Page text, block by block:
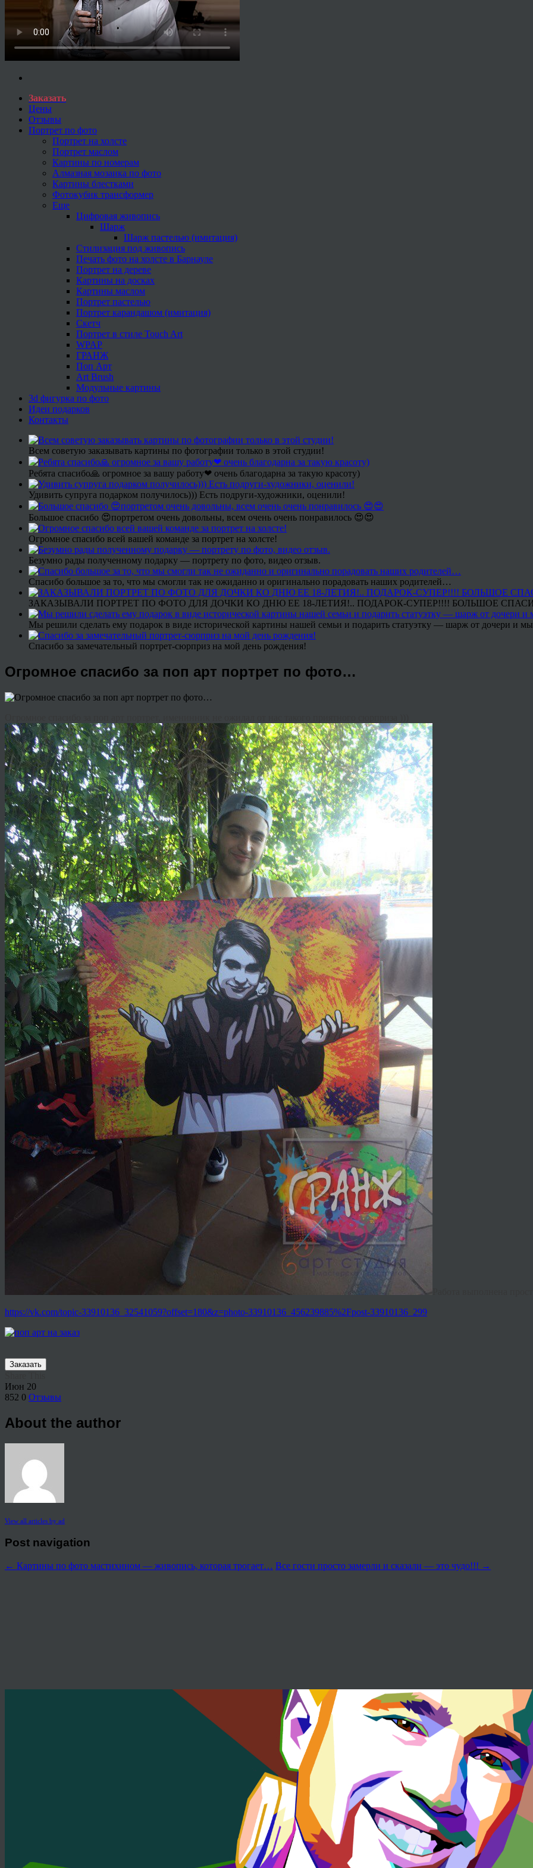
Заказать
Цены
Отзывы
Портрет по фото
Портрет на холсте
Портрет маслом
Картины по номерам
Алмазная мозаика по фото
Картины блестками
Фотокубик трансформер
Еще
Цифровая живопись
Шарж
Шарж пастелью (имитация)
Стилизация под живопись
Печать фото на холсте в Барнауле
Портрет на дереве
Картины на досках
Картины маслом
Портрет пастелью
Портрет карандашом (имитация)
Скетч
Портрет в стиле Touch Art
WPAP
ГРАНЖ
Поп Арт
Art Brush
Модульные картины
3d фигурка по фото
Идеи подарков
Контакты
Всем советую заказывать картины по фотографии только в этой студии!
Ребята спасибо🙏 огромное за вашу работу❤ очень благодарна за такую красоту)
Удивить супруга подарком получилось))) Есть подруги-художники, оценили!
Большое спасибо 😍портретом очень довольны, всем очень очень понравилось 😍😍
Огромное спасибо всей вашей команде за портрет на холсте!
Безумно рады полученному подарку — портрету по фото, видео отзыв.
Спасибо большое за то, что мы смогли так не ожиданно и оригинально порадовать наших родителей…
ЗАКАЗЫВАЛИ ПОРТРЕТ ПО ФОТО ДЛЯ ДОЧКИ КО ДНЮ ЕЕ 18-ЛЕТИЯ!.. ПОДАРОК-СУПЕР!!!! БОЛЬШОЕ
Мы решили сделать ему подарок в виде исторической картины нашей семьи и подарить статуэтку — шарж от дочери и
Спасибо за замечательный портрет-сюрприз на мой день рождения!
Огромное спасибо за поп арт портрет по фото…
https://vk.com/topic-33910136_32541059?offset=180&z=photo-33910136_456239885%2Fpost-33910136_299
Заказать
Июн 20
852 0 Отзывы
About the author
View all articles by ad
Post navigation
← Картины по фото мастихином — живопись, которая трогает… Все гости просто замерли и сказали — это чудо!!! →